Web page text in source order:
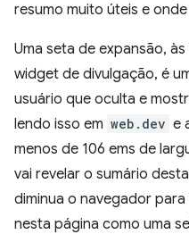
resumo muito úteis e
Uma seta de expansão,
widget de divulgação, é
usuário que oculta e
lendo isso em web.dev e
menos de 106 ems de
vai revelar o sumário
diminua o navegador
nesta página como uma